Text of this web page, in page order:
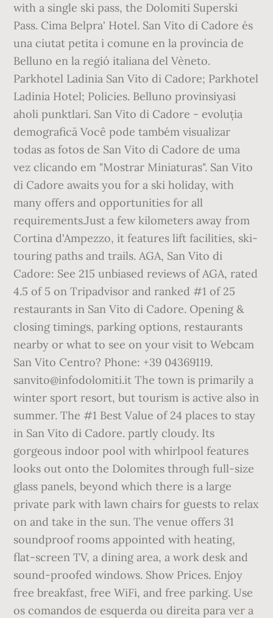
with a single ski pass, the Dolomiti Superski
Pass. Cima Belpra' Hotel. San Vito di Cadore és
una ciutat petita i comune en la província de
Belluno en la regió italiana del Vèneto.
Parkhotel Ladinia San Vito di Cadore; Parkhotel
Ladinia Hotel; Policies. Belluno provinsiyasi
aholi punktlari. San Vito di Cadore - evoluția
demografică Você pode também visualizar
todas as fotos de San Vito di Cadore de uma
vez clicando em "Mostrar Miniaturas". San Vito
di Cadore awaits you for a ski holiday, with
many offers and opportunities for all
requirements.Just a few kilometers away from
Cortina d'Ampezzo, it features lift facilities, ski-
touring paths and trails. AGA, San Vito di
Cadore: See 215 unbiased reviews of AGA, rated
4.5 of 5 on Tripadvisor and ranked #1 of 25
restaurants in San Vito di Cadore. Opening &
closing timings, parking options, restaurants
nearby or what to see on your visit to Webcam
San Vito Centro? Phone: +39 04369119.
sanvito@infodolomiti.it The town is primarily a
winter sport resort, but tourism is active also in
summer. The #1 Best Value of 24 places to stay
in San Vito di Cadore. partly cloudy. Its
gorgeous indoor pool with whirlpool features
looks out onto the Dolomites through full-size
glass panels, beyond which there is a large
private park with lawn chairs for guests to relax
on and take in the sun. The venue offers 31
soundproof rooms appointed with heating,
flat-screen TV, a dining area, a work desk and
sound-proofed windows. Show Prices. Enjoy
free breakfast, free WiFi, and free parking. Use
os comandos de esquerda ou direita para ver a